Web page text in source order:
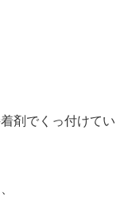
剤でくっ付けてい